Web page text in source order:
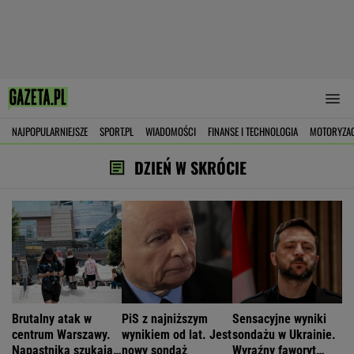
NAJPOPULARNIEJSZE SPORT.PL WIADOMOŚCI FINANSE I TECHNOLOGIA
DZIEŃ W SKRÓCIE
Brutalny atak w
centrum Warszawy.
Napastnika szukają
PiS z najniższym
wynikiem od lat. Jest
nowy sondaż
Sensacyjne wyniki
sondażu w Ukrainie.
Wyraźny faworyt